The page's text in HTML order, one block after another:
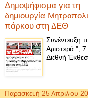
Δημοψήφισμα για τη
δημιουργία
πάρκου στη ΔΕΘ
Συνέντευξη
Αριστερά ",
Διεθνή
Παρασκευή 25 Απριλίου